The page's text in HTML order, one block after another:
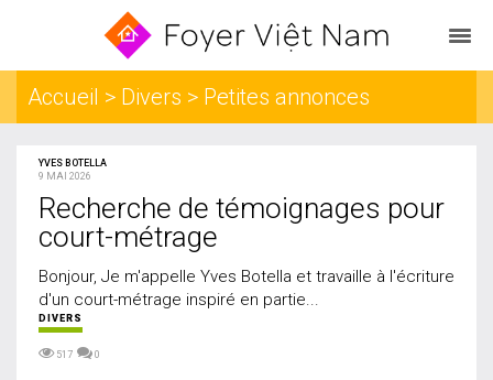
Accueil > Divers > Petites annonces
YVES BOTELLA
9 MAI 2026
Recherche de témoignages pour
court-métrage
Bonjour, Je m'appelle Yves Botella et travaille à l'écriture
d'un court-métrage inspiré en partie...
DIVERS
517 0